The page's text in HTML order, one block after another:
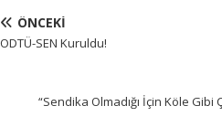
ÖNCEKI
ODTÜ-SEN Kuruldu!
“Sendika Olmadığı İçin Köle Gibi